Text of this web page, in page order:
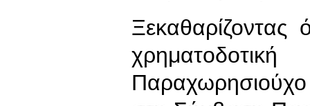
Ξεκαθαρίζοντας